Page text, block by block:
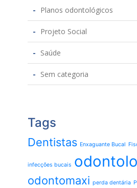
Planos odontológicos
Projeto Social
Saúde
Sem categoria
Tags
Dentistas Enxaguante Bucal
infecções bucais
odontomaxi perda dentária